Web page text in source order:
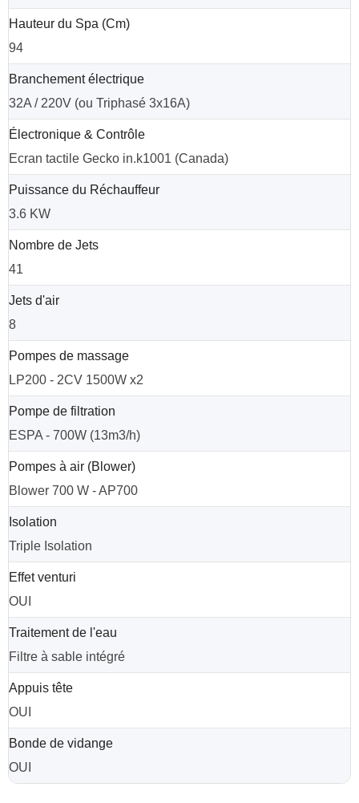
Hauteur du Spa (Cm)
94
Branchement électrique
32A / 220V (ou Triphasé 3x16A)
Électronique & Contrôle
Ecran tactile Gecko in.k1001 (Canada)
Puissance du Réchauffeur
3.6 KW
Nombre de Jets
41
Jets d'air
8
Pompes de massage
LP200 - 2CV 1500W x2
Pompe de filtration
ESPA - 700W (13m3/h)
Pompes à air (Blower)
Blower 700 W - AP700
Isolation
Triple Isolation
Effet venturi
OUI
Traitement de l'eau
Filtre à sable intégré
Appuis tête
OUI
Bonde de vidange
OUI